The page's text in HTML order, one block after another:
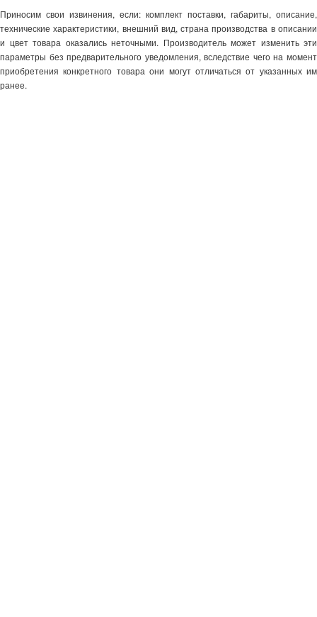
Приносим свои извинения, если: комплект поставки, габариты, описание,
технические характеристики, внешний вид, страна производства в описании
и цвет товара оказались неточными. Производитель может изменить эти
параметры без предварительного уведомления, вследствие чего на момент
приобретения конкретного товара они могут отличаться от указанных им
ранее.